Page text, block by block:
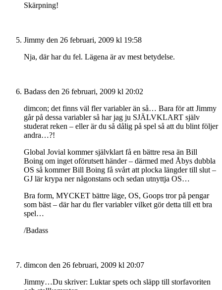
Skärpning!
Jimmy den 26 februari, 2009 kl 19:58
Nja, där har du fel. Lägena är av mest betydelse.
Badass den 26 februari, 2009 kl 20:02
dimcon; det finns väl fler variabler än så… Bara för att Jimmy
går på dessa variabler så har jag ju SJÄLVKLART själv
studerat reken – eller är du så dålig på spel så att du blint följer
andra…?!
Global Jovial kommer självklart få en bättre resa än Bill
Boing om inget oförutsett händer – därmed med Åbys dubbla
OS så kommer Bill Boing få svårt att plocka längder till slut –
GJ lär krypa ner någonstans och sedan utnyttja OS…
Bra form, MYCKET bättre läge, OS, Goops tror på pengar
som bäst – där har du fler variabler vilket gör detta till ett bra
spel…
/Badass
dimcon den 26 februari, 2009 kl 20:07
Jimmy…Du skriver: Luktar spets och släpp till storfavoriten